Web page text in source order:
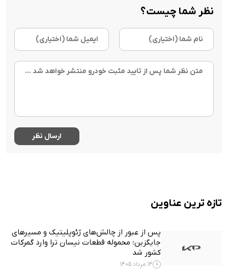
نظر شما چیست؟
تازه ترین عناوین
پس از عبور از چالش‌های ژئوپلیتیک و مسیرهای
جایگزین؛ محموله قطعات نیسان ترا وارد گمرکات
کشور شد
14 مرداد 1405